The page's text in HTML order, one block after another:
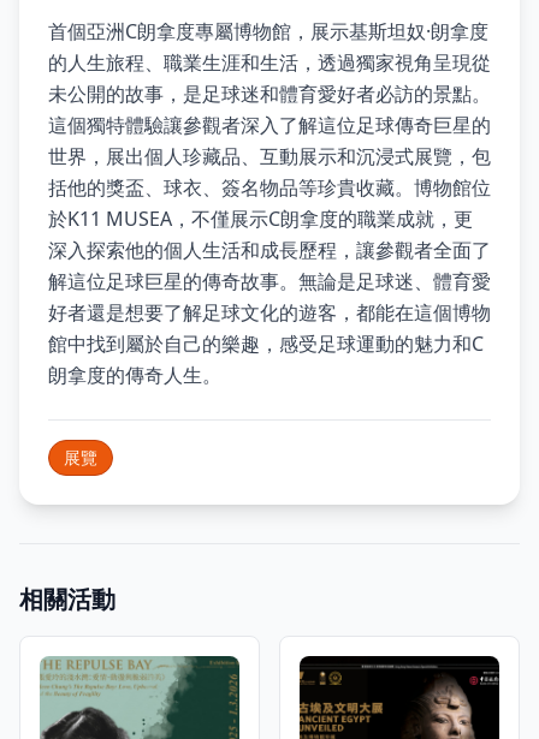
首個亞洲C朗拿度專屬博物館，展示基斯坦奴·朗拿度
的人生旅程、職業生涯和生活，透過獨家視角呈現從
未公開的故事，是足球迷和體育愛好者必訪的景點。
這個獨特體驗讓參觀者深入了解這位足球傳奇巨星的
世界，展出個人珍藏品、互動展示和沉浸式展覽，包
括他的獎盃、球衣、簽名物品等珍貴收藏。博物館位
於K11 MUSEA，不僅展示C朗拿度的職業成就，更
深入探索他的個人生活和成長歷程，讓參觀者全面了
解這位足球巨星的傳奇故事。無論是足球迷、體育愛
好者還是想要了解足球文化的遊客，都能在這個博物
館中找到屬於自己的樂趣，感受足球運動的魅力和C
朗拿度的傳奇人生。
展覽
相關活動